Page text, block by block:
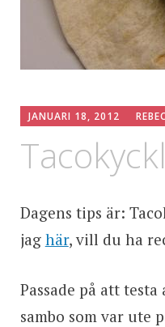
JANUARI 18, 2012
Dagens tips är:
jag här, vill du ha
Passade på att
sambo som var ute